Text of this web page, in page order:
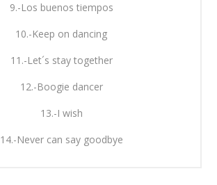
9.-Los buenos tiempos
10.-Keep on dancing
11.-Let´s stay together
12.-Boogie dancer
13.-I wish
14.-Never can say goodbye